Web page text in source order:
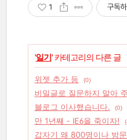
1 구독하
'일기' 카테고리의 다른 글
위젯 추가 등 (0)
비밀글로 질문하지 말아
블로그 이사했습니다.
(0)
만 1년째 - IE6을 죽이자!
갑자기 왜 800명이나 방